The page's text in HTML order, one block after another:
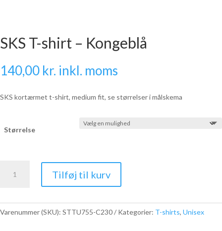
SKS T-shirt – Kongeblå
140,00 kr. inkl. moms
SKS kortærmet t-shirt, medium fit, se størrelser i målskema
Størrelse
Kongeblå
Tilføj til kurv
Varenummer (SKU): STTU755-C230 Kategorier: T-shirts, Unisex